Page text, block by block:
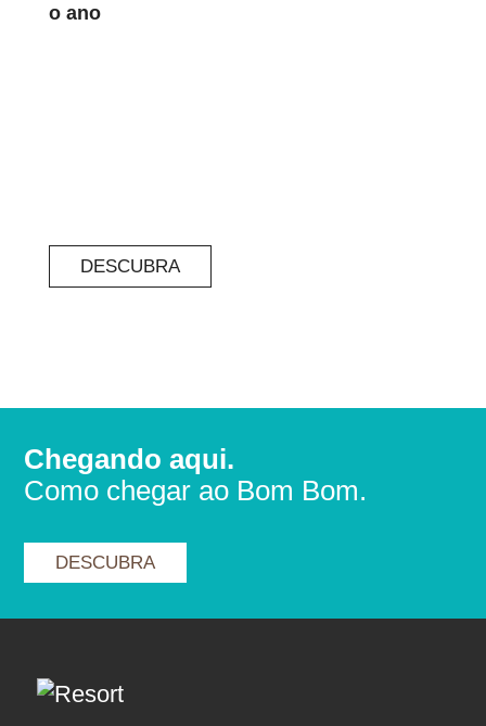
o ano
DESCUBRA
Chegando aqui.
Como chegar ao Bom Bom.
DESCUBRA